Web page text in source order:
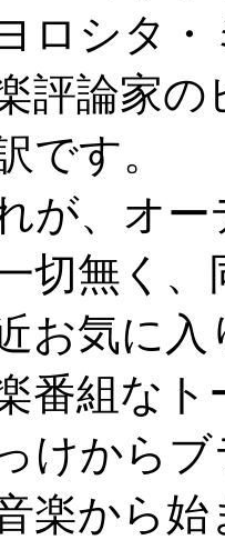
ロシタ
評論家の
です。
が、オ
切無く、
お気に
番組なト
けから
楽から